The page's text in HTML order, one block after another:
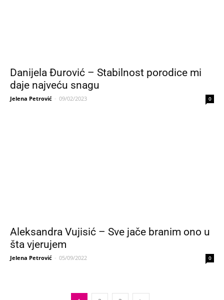
Danijela Đurović – Stabilnost porodice mi
daje najveću snagu
Jelena Petrović - 09/02/2023 0
Aleksandra Vujisić – Sve jače branim ono u
šta vjerujem
Jelena Petrović - 05/09/2022 0